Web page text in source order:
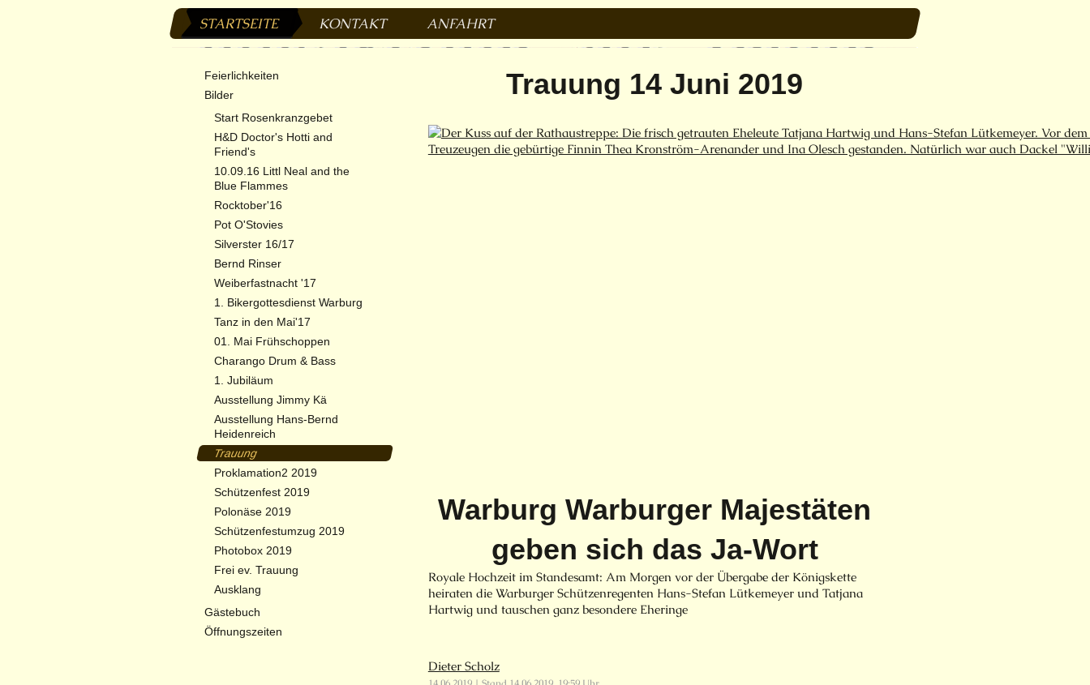
STARTSEITE KONTAKT ANFAHRT
Trauung 14 Juni 2019
Warburg Warburger Majestäten
geben sich das Ja-Wort
Royale Hochzeit im Standesamt: Am Morgen vor der Übergabe der Königskette
heiraten die Warburger Schützenregenten Hans-Stefan Lütkemeyer und Tatjana
Hartwig und tauschen ganz besondere Eheringe
Dieter Scholz
Feierlichkeiten
Bilder
Start Rosenkranzgebet
H&D Doctor's Hotti and
Friend's
10.09.16 Littl Neal and the
Blue Flammes
Rocktober'16
Pot O'Stovies
Silverster 16/17
Bernd Rinser
Weiberfastnacht '17
1. Bikergottesdienst Warburg
Tanz in den Mai'17
01. Mai Frühschoppen
Charango Drum & Bass
1. Jubiläum
Ausstellung Jimmy Kä
Ausstellung Hans-Bernd
Heidenreich
Trauung
Proklamation2 2019
Schützenfest 2019
Polonäse 2019
Schützenfestumzug 2019
Photobox 2019
Frei ev. Trauung
Ausklang
Gästebuch
Öffnungszeiten